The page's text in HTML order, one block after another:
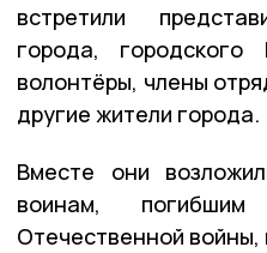
встретили
города,
волонтёры, члены
другие жители города.
Вместе они
воинам,
Отечественной войны,